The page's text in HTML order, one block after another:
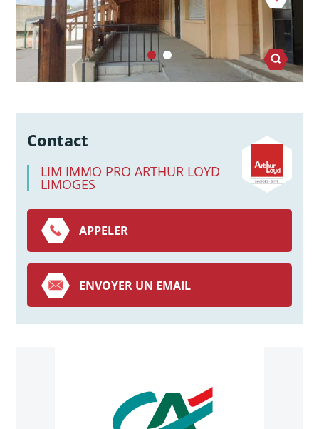
Contact
LIM IMMO PRO ARTHUR LOYD
LIMOGES
APPELER
ENVOYER UN EMAIL